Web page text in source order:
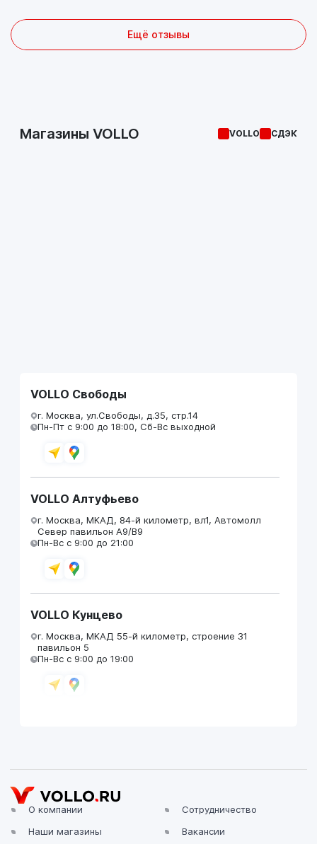
Ещё отзывы
Магазины VOLLO VOLLO СДЭК
VOLLO Свободы
г. Москва, ул.Свободы, д.35, стр.14
Пн-Пт с 9:00 до 18:00, Сб-Вс выходной
VOLLO Алтуфьево
г. Москва, МКАД, 84-й километр, вл1, Автомолл
Север павильон А9/В9
Пн-Вс с 9:00 до 21:00
VOLLO Кунцево
г. Москва, МКАД 55-й километр, строение 31
павильон 5
Пн-Вс с 9:00 до 19:00
VOLLO Владимир
О компании
Наши магазины
Сотрудничество
Вакансии